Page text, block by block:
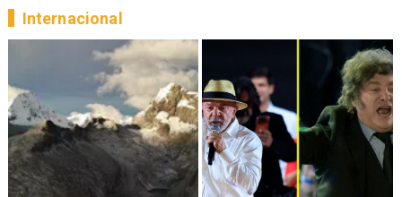
Internacional